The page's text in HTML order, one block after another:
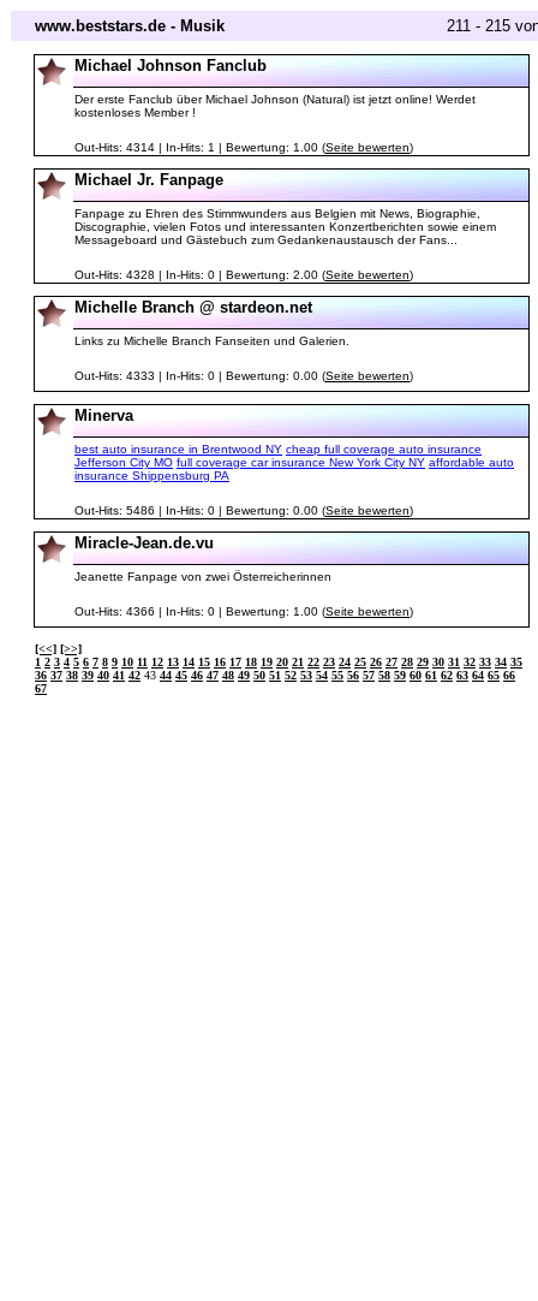
www.beststars.de - Musik 211 - 215
Michael Johnson Fanclub
Der erste Fanclub über Michael Johnson (Natural) ist jetzt online! Werdet
kostenloses Member !
Out-Hits: 4314 | In-Hits: 1 | Bewertung: 1.00 (Seite bewerten)
Michael Jr. Fanpage
Fanpage zu Ehren des Stimmwunders aus Belgien mit News, Biographie,
Discographie, vielen Fotos und interessanten Konzertberichten sowie einem
Messageboard und Gästebuch zum Gedankenaustausch der Fans...
Out-Hits: 4328 | In-Hits: 0 | Bewertung: 2.00 (Seite bewerten)
Michelle Branch @ stardeon.net
Links zu Michelle Branch Fanseiten und Galerien.
Out-Hits: 4333 | In-Hits: 0 | Bewertung: 0.00 (Seite bewerten)
Minerva
best auto insurance in Brentwood NY cheap full coverage auto insurance
Jefferson City MO full coverage car insurance New York City NY affordable auto
insurance Shippensburg PA
Out-Hits: 5486 | In-Hits: 0 | Bewertung: 0.00 (Seite bewerten)
Miracle-Jean.de.vu
Jeanette Fanpage von zwei Österreicherinnen
Out-Hits: 4366 | In-Hits: 0 | Bewertung: 1.00 (Seite bewerten)
[<<] [>>]
1 2 3 4 5 6 7 8 9 10 11 12 13 14 15 16 17 18 19 20 21 22 23 24 25 26 27 28 29 30 31 32 33 34 35
36 37 38 39 40 41 42 43 44 45 46 47 48 49 50 51 52 53 54 55 56 57 58 59 60 61 62 63 64 65 66
67